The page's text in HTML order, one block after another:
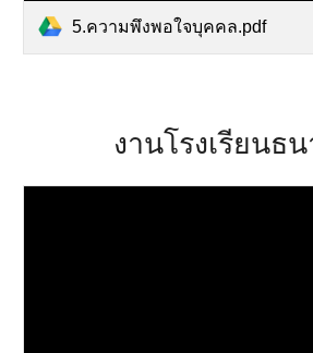
5.ความพึงพอใจบุคคล.pdf
งานโรงเรียนธ